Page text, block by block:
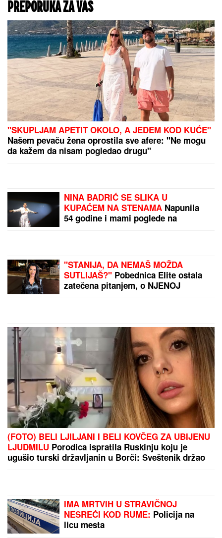
KAKAV POTEZ
ARGENTINE:
Vicešampion sveta
podržao Đanija Infantina
MAGNETIC BEND DONOSI
PRE KRVAVOG PIRA
UČENIK UBIO BABU I
DEDU: Pojavio se snimak
masakra na Tajlandu
PREPORUKA ZA VAS
"SKUPLJAM APETIT OKOLO, A JEDEM KOD KUĆE"